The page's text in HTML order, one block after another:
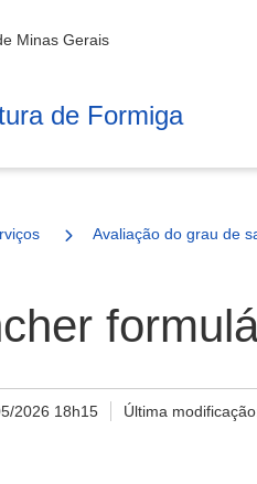
Minas Gerais
de Formiga
Avaliação do grau de
2026 18h15 Última